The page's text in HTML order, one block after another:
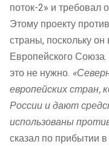
поток-2» и требовал
Этому проекту
страны, поскольку
Европейского
это не нужно.
европейских стран,
России и дают
использованы
сказал по прибытии